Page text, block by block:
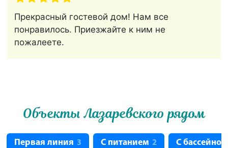
Прекрасный гостевой дом! Нам все
понравилось. Приезжайте к ним не
пожалеете.
Объекты Лазаревского рядом
Первая линия 3 С питанием 2 С бассейном